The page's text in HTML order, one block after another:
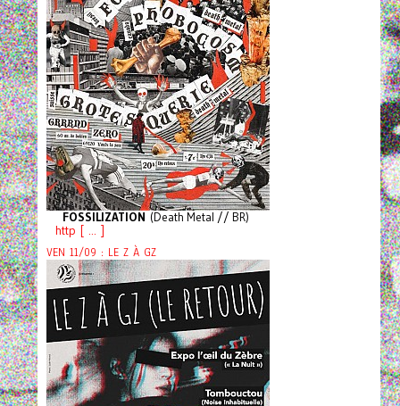
FOSSILIZATION (Death Metal // BR)
http [ ... ]
VEN 11/09 : LE Z À GZ